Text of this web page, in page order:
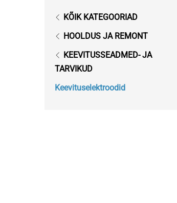
KÕIK KATEGOORIAD
HOOLDUS JA REMONT
KEEVITUSSEADMED- JA
TARVIKUD
Keevituselektroodid